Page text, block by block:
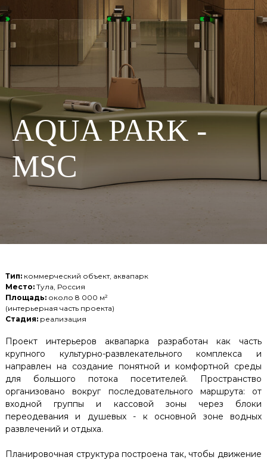
AQUA PARK -
MSC
Тип: коммерческий объект, аквапарк
Место: Тула, Россия
Площадь: около 8 000 м²
(интерьерная часть проекта)
Стадия: реализация
Проект интерьеров аквапарка разработан как часть
крупного культурно-развлекательного комплекса и
направлен на создание понятной и комфортной среды
для большого потока посетителей. Пространство
организовано вокруг последовательного маршрута: от
входной группы и кассовой зоны через блоки
переодевания и душевых - к основной зоне водных
развлечений и отдыха.
Планировочная структура построена так, чтобы движение